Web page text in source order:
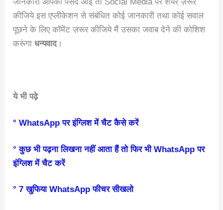
जानकारी आपको पसंद आई तो Social Media पर शेयर ज़रूर
कीजिये इस एप्लीकेशन से संबंधित कोई जानकारी तथा कोई सवाल
पूछने के लिए कॉमेंट ज़रूर कीजिये मैं उसका जवाब देने की कोशिश
करूंगाधन्यवाद।
ये भी पढ़े
° WhatsApp पर इंग्लिश में चैट कैसे करें
° कुछ भी पढ़ना लिखना नहीं आता हैं तो फिर भी WhatsApp पर
इंग्लिश में चैट करें
° 7 खुफिया WhatsApp फीचर सीखलो